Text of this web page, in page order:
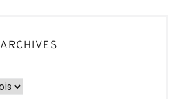
ARCHIVES